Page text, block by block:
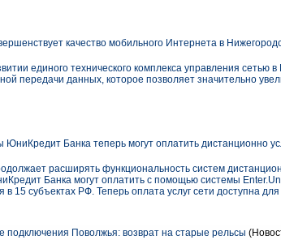
качество мобильного Интернета в
единого технического комплекса управления сетью
передачи данных, которое позволяет значительно
ЮниКредит Банка теперь могут оплатить дистанционно
расширять функциональность систем
Банка могут оплатить с помощью системы
15 субъектах РФ. Теперь оплата услуг сети доступна для
подключения Поволжья: возврат на старые рельсы